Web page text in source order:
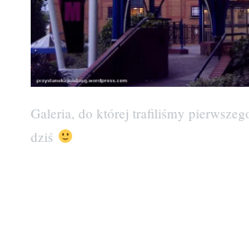
Galeria, do której trafiliśmy
dziś